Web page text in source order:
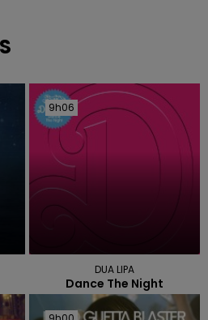
9h06
9h06
DUA LIPA
Dance The Night